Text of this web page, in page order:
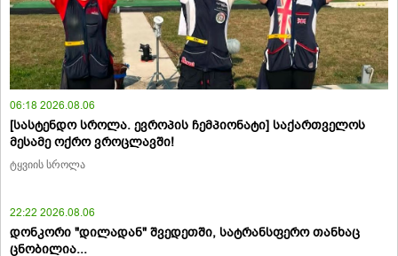
06:18 2026.08.06
[სასტენდო სროლა. ევროპის ჩემპიონატი] საქართველოს
მესამე ოქრო ვროცლავში!
ტყვიის სროლა
22:22 2026.08.06
დონკორი "დილადან" შვედეთში, სატრანსფერო თანხაც
ცნობილია...